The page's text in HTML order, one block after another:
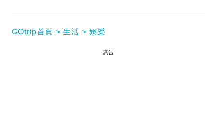
GOtrip首頁 生活 娛樂
廣告